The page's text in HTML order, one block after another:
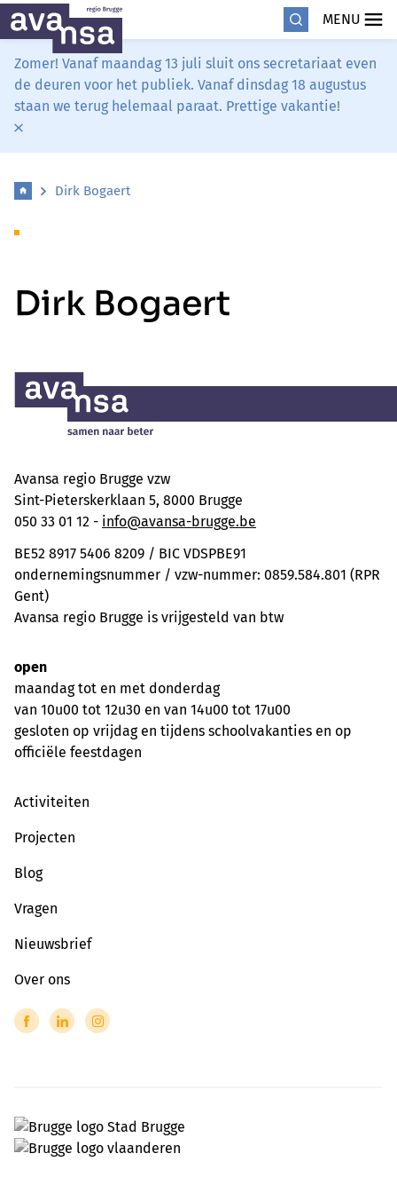
MENU
Zomer! Vanaf maandag 13 juli sluit ons secretariaat even
de deuren voor het publiek. Vanaf dinsdag 18 augustus
staan we terug helemaal paraat. Prettige vakantie!
Dirk Bogaert
Dirk Bogaert
Avansa regio Brugge vzw
Sint-Pieterskerklaan 5, 8000 Brugge
050 33 01 12 - info@avansa-brugge.be
BE52 8917 5406 8209 / BIC VDSPBE91
ondernemingsnummer / vzw-nummer: 0859.584.801 (RPR
Gent)
Avansa regio Brugge is vrijgesteld van btw
open
maandag tot en met donderdag
van 10u00 tot 12u30 en van 14u00 tot 17u00
gesloten op vrijdag en tijdens schoolvakanties en op
officiële feestdagen
Activiteiten
Projecten
Blog
Vragen
Nieuwsbrief
Over ons